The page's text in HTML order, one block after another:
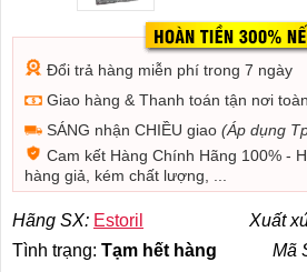
Đổi trả hàng miễn phí trong 7 ngày
Giao hàng & Thanh toán tận nơi
SÁNG nhận CHIỀU giao (Áp dụng
Cam kết Hàng Chính Hãng 100% -
hàng giả, kém chất lượng, ...
Hãng SX: Estoril Xuất
Tình trạng: Tạm hết hàng Mã